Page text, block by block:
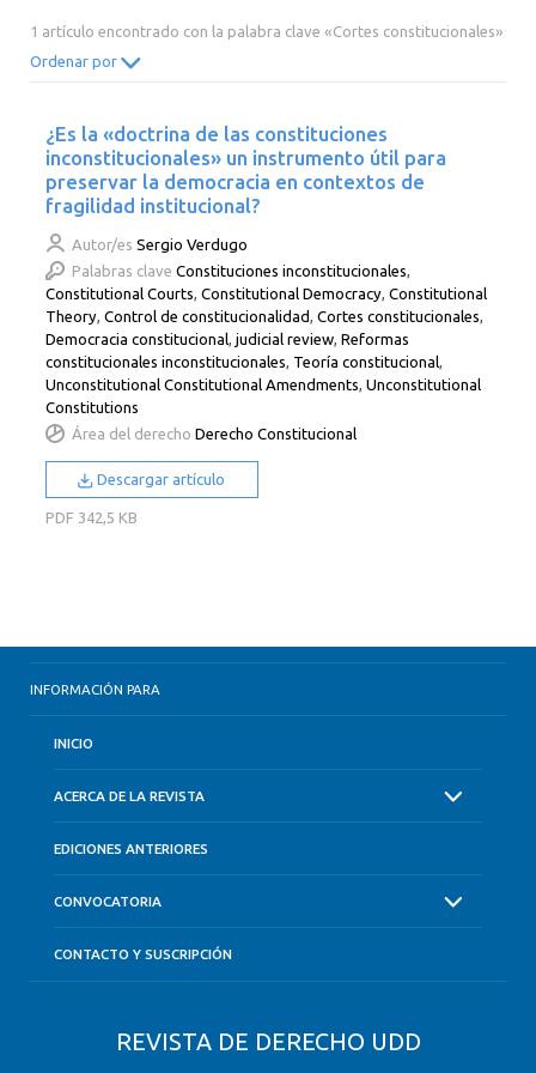
2002
1 artículo encontrado con la palabra clave «Cortes constitucionales»
Ordenar por
¿Es la «doctrina de las constituciones
inconstitucionales» un instrumento útil para
preservar la democracia en contextos de
fragilidad institucional?
Autor/es Sergio Verdugo
Palabras clave Constituciones inconstitucionales,
Constitutional Courts,Constitutional Democracy,Constitutional
Theory,Control de constitucionalidad,Cortes constitucionales,
Democracia constitucional,judicial review,Reformas
constitucionales inconstitucionales, Teoría constitucional,
Unconstitutional Constitutional Amendments,Unconstitutional
Constitutions
Área del derecho Derecho Constitucional
Descargar artículo
PDF 342,5 KB
INFORMACIÓN PARA
INICIO
ACERCA DE LA REVISTA
EDICIONES ANTERIORES
CONVOCATORIA
CONTACTO Y SUSCRIPCIÓN
REVISTA DE DERECHO UDD